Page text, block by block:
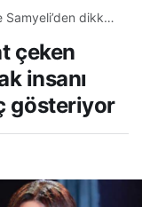
Samyeli’den dikkat
insanı daha
daha genç
çeken
insanı
gösteriyor